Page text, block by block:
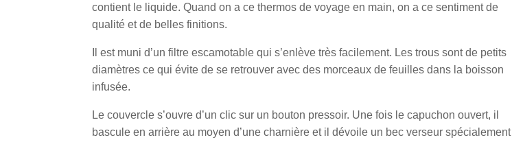
contient le liquide. Quand on a ce thermos de voyage en main, on a ce sentiment de
qualité et de belles finitions.
Il est muni d’un filtre escamotable qui s’enlève très facilement. Les trous sont de petits
diamètres ce qui évite de se retrouver avec des morceaux de feuilles dans la boisson
infusée.
Le couvercle s’ouvre d’un clic sur un bouton pressoir. Une fois le capuchon ouvert, il
bascule en arrière au moyen d’une charnière et il dévoile un bec verseur spécialement